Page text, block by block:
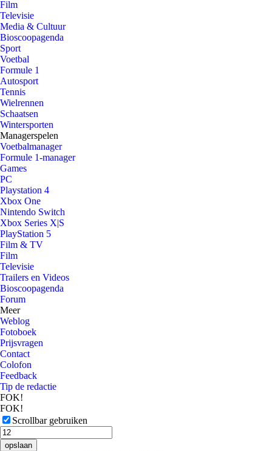
Film
Televisie
Media & Cultuur
Bioscoopagenda
Sport
Voetbal
Formule 1
Autosport
Tennis
Wielrennen
Schaatsen
Wintersporten
Managerspelen
Voetbalmanager
Formule 1-manager
Games
PC
Playstation 4
Xbox One
Nintendo Switch
Xbox Series X|S
PlayStation 5
Film & TV
Film
Televisie
Trailers en Videos
Bioscoopagenda
Forum
Meer
Weblog
Fotoboek
Prijsvragen
Contact
Colofon
Feedback
Tip de redactie
FOK!
FOK!
Scrollbar gebruiken
opslaan